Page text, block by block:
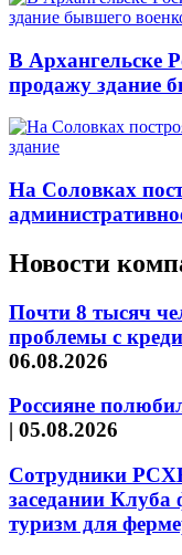
В Архангельске
продажу здание
На Соловках
Новости
Почти 8 тысяч
проблемы с
06.08.2026
Россияне
| 05.08.2026
Сотрудники
заседании Клуба
туризм для